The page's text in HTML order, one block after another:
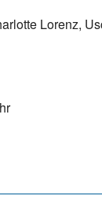
Pleinair-Malwoche
Lorenz,